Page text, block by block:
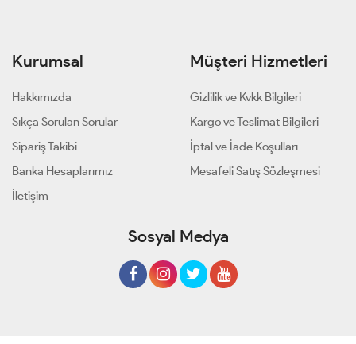
Kurumsal
Hakkımızda
Sıkça Sorulan Sorular
Sipariş Takibi
Banka Hesaplarımız
İletişim
Müşteri Hizmetleri
Gizlilik ve Kvkk Bilgileri
Kargo ve Teslimat Bilgileri
İptal ve İade Koşulları
Mesafeli Satış Sözleşmesi
Sosyal Medya